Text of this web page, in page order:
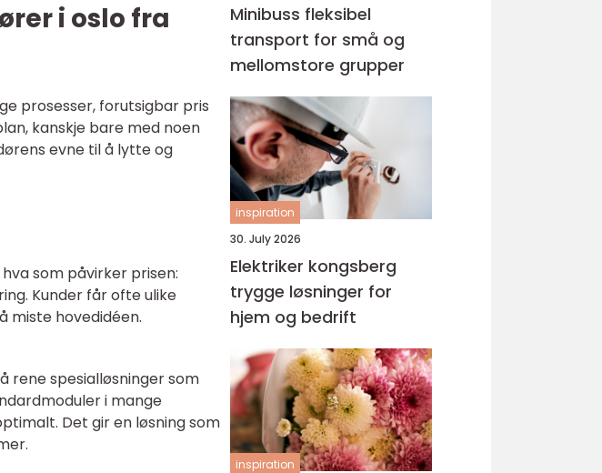
i oslo fra
prosesser, forutsigbar pris
kanskje bare med noen
evne til å lytte og
som påvirker prisen:
Kunder får ofte ulike
miste hovedidéen.
rene spesialløsninger som
i mange
Det gir en løsning som
Minibuss fleksibel
transport for små og
mellomstore grupper
inspiration
30. July 2026
Elektriker kongsberg
trygge løsninger for
hjem og bedrift
inspiration